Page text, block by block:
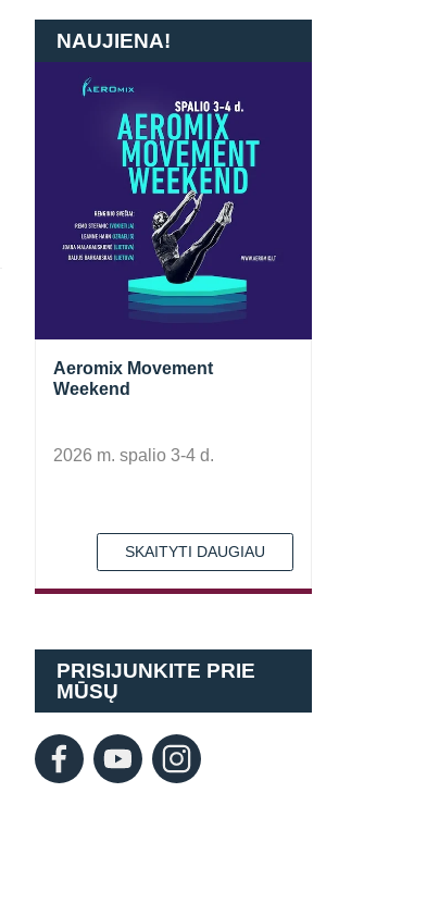
NAUJIENA!
Aeromix Movement
Weekend
2026 m. spalio 3-4 d.
SKAITYTI DAUGIAU
PRISIJUNKITE PRIE
MŪSŲ